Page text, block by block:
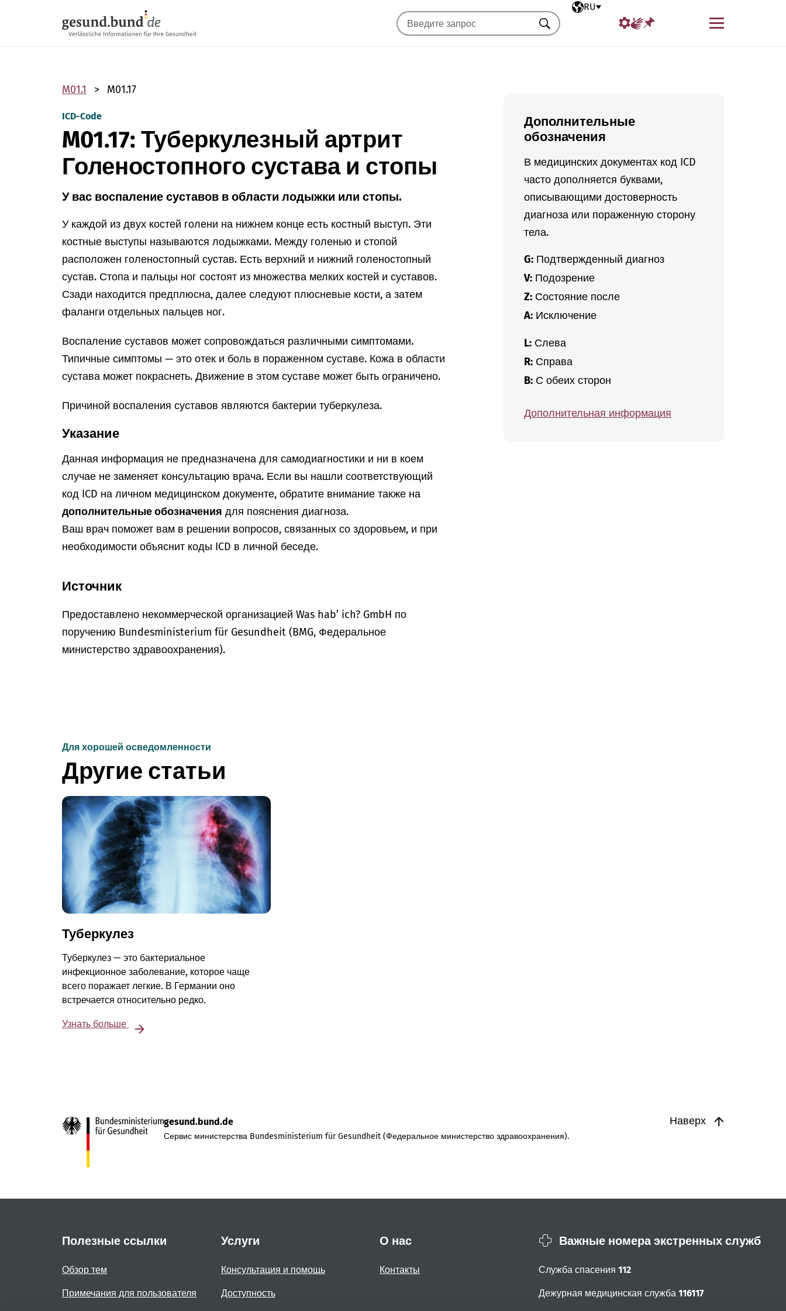
Выбранный язык
RU
Меню
Искать
M01.1 M01.17
ICD-Code
M01.17: Туберкулезный артрит
Голеностопного сустава и стопы
У вас воспаление суставов в области лодыжки или стопы.
У каждой из двух костей голени на нижнем конце есть костный выступ. Эти
костные выступы называются лодыжками. Между голенью и стопой
расположен голеностопный сустав. Есть верхний и нижний голеностопный
сустав. Стопа и пальцы ног состоят из множества мелких костей и суставов.
Сзади находится предплюсна, далее следуют плюсневые кости, а затем
фаланги отдельных пальцев ног.
Воспаление суставов может сопровождаться различными симптомами.
Типичные симптомы — это отек и боль в пораженном суставе. Кожа в области
сустава может покраснеть. Движение в этом суставе может быть ограничено.
Причиной воспаления суставов являются бактерии туберкулеза.
Указание
Данная информация не предназначена для самодиагностики и ни в коем
случае не заменяет консультацию врача. Если вы нашли соответствующий
код ICD на личном медицинском документе, обратите внимание также на
дополнительные обозначения для пояснения диагноза.
Ваш врач поможет вам в решении вопросов, связанных со здоровьем, и при
необходимости объяснит коды ICD в личной беседе.
Источник
Предоставлено некоммерческой организацией Was hab’ ich? GmbH по
поручению Bundesministerium für Gesundheit (BMG, Федеральное
министерство здравоохранения).
Дополнительные
обозначения
В медицинских документах код ICD
часто дополняется буквами,
описывающими достоверность
диагноза или пораженную сторону
тела.
G:Подтвержденный диагноз
V:Подозрение
Z:Состояние после
A:Исключение
L:Слева
R:Справа
B:С обеих сторон
Дополнительная информация
Для хорошей осведомленности
Другие статьи
Туберкулез
Туберкулез — это бактериальное
инфекционное заболевание, которое чаще
всего поражает легкие. В Германии оно
встречается относительно редко.
Узнать больше
Наверх
gesund.bund.de
Сервис министерства Bundesministerium für Gesundheit (Федеральное министерство здравоохранения).
Полезные ссылки
Обзор тем
Примечания для пользователя
Услуги
Консультация и помощь
Доступность
О нас
Контакты
Важные номера экстренных служб
Служба спасения 112
Дежурная медицинская служба 116117